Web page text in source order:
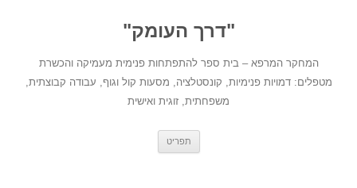
"דרך העומק"
המחקר המרפא – בית ספר להתפתחות פנימית מעמיקה והכשרת
מטפלים: דמויות פנימיות, קונסטלציה, מסעות קול וגוף, עבודה קבוצתית,
משפחתית, זוגית ואישית
תפריט